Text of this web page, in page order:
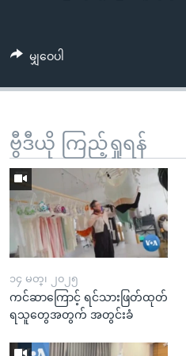
မျှဝေပါ
ဗွီဒီယို ကြည့်ရှုရန်
၁၄ မတ္၊ ၂၀၂၅
ကင်ဆာကြောင့် ရင်သားဖြတ်ထုတ်
ရသူတွေအတွက် အတွင်းခံ